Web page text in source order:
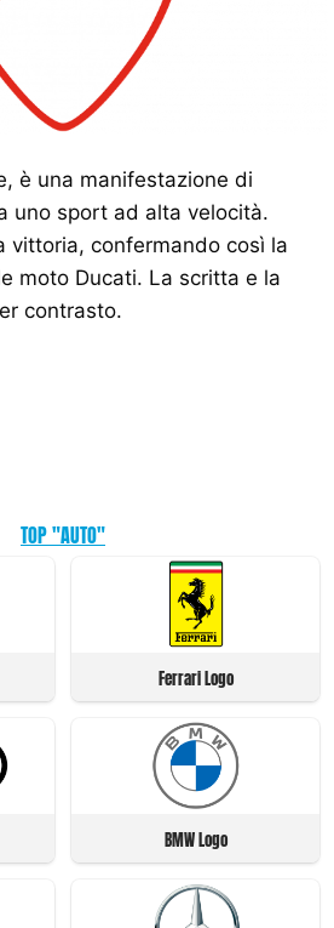
è una manifestazione di
uno sport ad alta velocità.
vittoria, confermando così la
moto Ducati. La scritta e la
contrasto.
TOP "AUTO"
Ferrari Logo
BMW Logo